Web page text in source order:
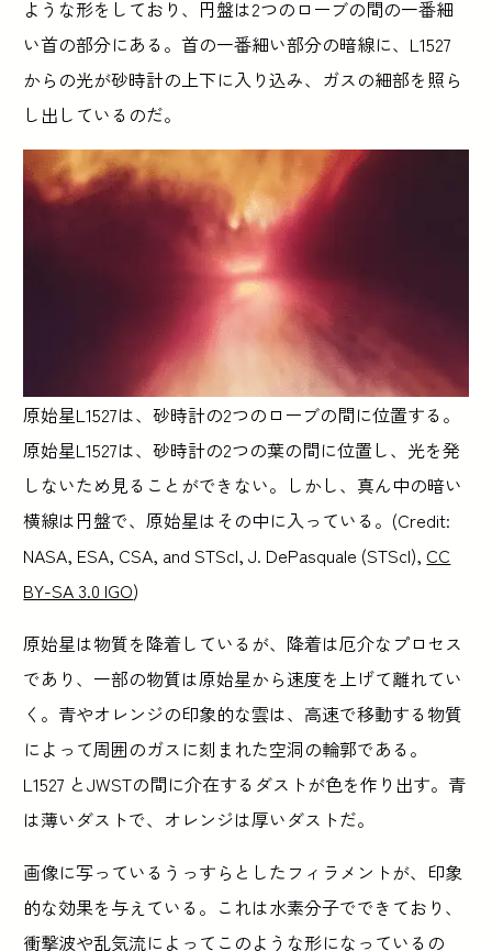
ような形をしており、円盤は2つのローブの間の一番細
い首の部分にある。首の一番細い部分の暗線に、L1527
からの光が砂時計の上下に入り込み、ガスの細部を照ら
し出しているのだ。
原始星L1527は、砂時計の2つのローブの間に位置する。
原始星L1527は、砂時計の2つの葉の間に位置し、光を発
しないため見ることができない。しかし、真ん中の暗い
横線は円盤で、原始星はその中に入っている。(Credit:
NASA, ESA, CSA, and STScI, J. DePasquale (STScI), CC
BY-SA 3.0 IGO)
原始星は物質を降着しているが、降着は厄介なプロセス
であり、一部の物質は原始星から速度を上げて離れてい
く。青やオレンジの印象的な雲は、高速で移動する物質
によって周囲のガスに刻まれた空洞の輪郭である。
L1527 とJWSTの間に介在するダストが色を作り出す。青
は薄いダストで、オレンジは厚いダストだ。
画像に写っているうっすらとしたフィラメントが、印象
的な効果を与えている。これは水素分子でできており、
衝撃波や乱気流によってこのような形になっているの